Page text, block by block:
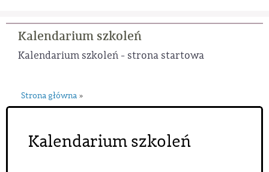
Kalendarium szkoleń
Kalendarium szkoleń - strona startowa
Strona główna »
Kalendarium szkoleń